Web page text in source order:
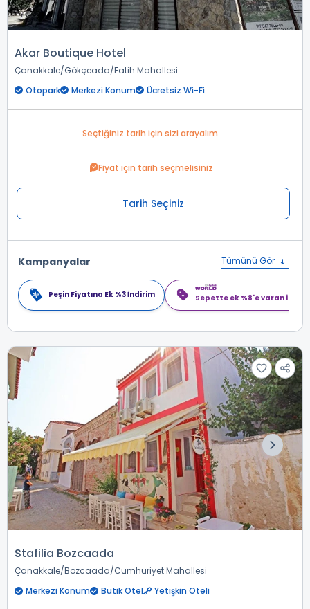
Akar Boutique Hotel
Çanakkale Gökçeada Fatih Mahallesi
Otopark
Merkezi Konum Ücretsiz Wi-Fi
Seçtiğiniz tarih için sizi arayalım.
Fiyat için tarih seçmelisiniz
Tarih Seçiniz
Kampanyalar Tümünü Gör
Peşin Fiyatına Ek %3 İndirim Sepette ek %8'e varan
Stafilia Bozcaada
Çanakkale Bozcaada Cumhuriyet Mahallesi
Merkezi Konum
Butik Otel Yetişkin Oteli